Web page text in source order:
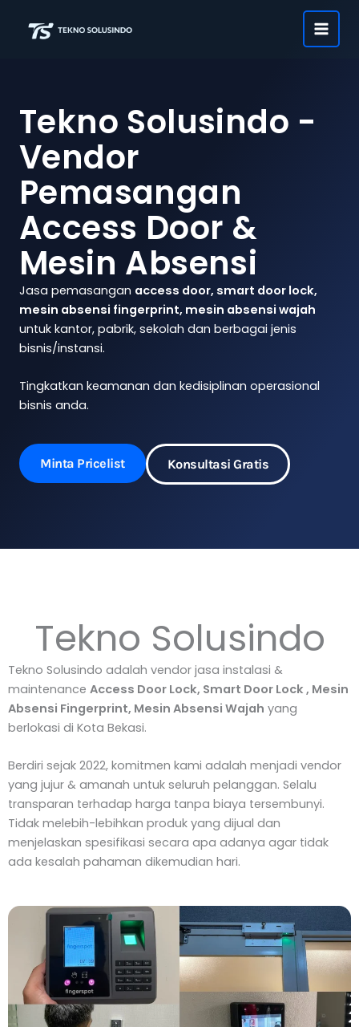
Tekno Solusindo -
Vendor
Pemasangan
Access Door &
Mesin Absensi
Jasa pemasangan access door, smart door lock,
mesin absensi fingerprint, mesin absensi wajah
untuk kantor, pabrik, sekolah dan berbagai jenis
bisnis/instansi.
Tingkatkan keamanan dan kedisiplinan operasional
bisnis anda.
Minta Pricelist Konsultasi Gratis
Tekno Solusindo
Tekno Solusindo adalah vendor jasa instalasi &
maintenance Access Door Lock, Smart Door Lock , Mesin
Absensi Fingerprint, Mesin Absensi Wajah yang
berlokasi di Kota Bekasi.
Berdiri sejak 2022, komitmen kami adalah menjadi vendor
yang jujur & amanah untuk seluruh pelanggan. Selalu
transparan terhadap harga tanpa biaya tersembunyi.
Tidak melebih-lebihkan produk yang dijual dan
menjelaskan spesifikasi secara apa adanya agar tidak
ada kesalah pahaman dikemudian hari.